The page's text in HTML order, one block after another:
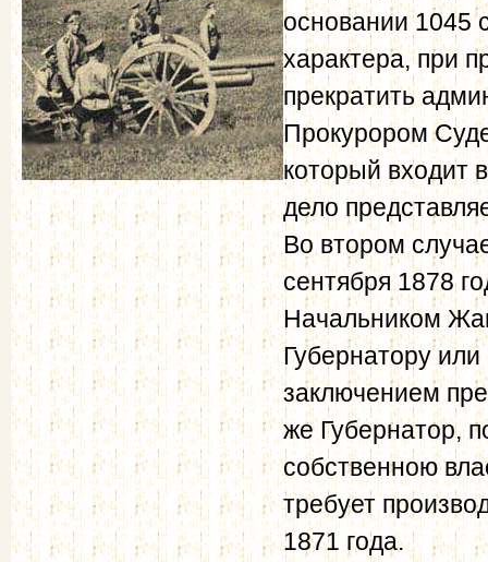
основании 1045
характера, при
прекратить
Прокурором
который
дело
Во втором
сентября 1878
Начальником
Губернатору
заключением
же Губернатор,
собственною
требует
1871 года.